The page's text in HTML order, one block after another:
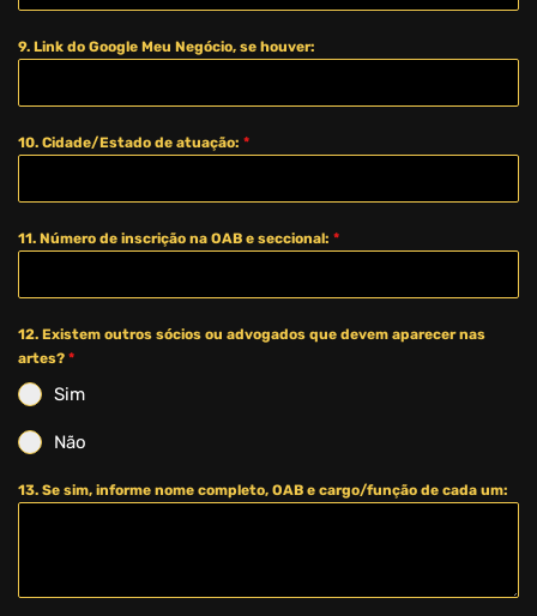
9. Link do Google Meu Negócio, se houver:
10. Cidade/Estado de atuação: *
11. Número de inscrição na OAB e seccional: *
12. Existem outros sócios ou advogados que devem aparecer nas
artes? *
Sim
Não
13. Se sim, informe nome completo, OAB e cargo/função de cada um: